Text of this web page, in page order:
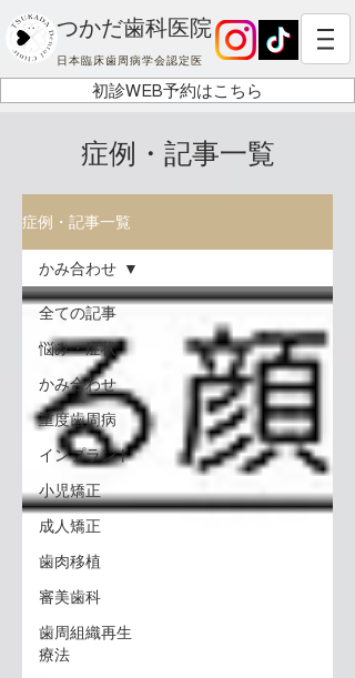
日本臨床歯周病学会認定医
つかだ歯科医院
初診WEB予約はこちら
症例・記事一覧
症例・記事一覧
全ての記事
悩み・症状
かみ合わせ
重度歯周病
インプラント
小児矯正
成人矯正
歯肉移植
審美歯科
歯周組織再生
療法
かみ合わせ